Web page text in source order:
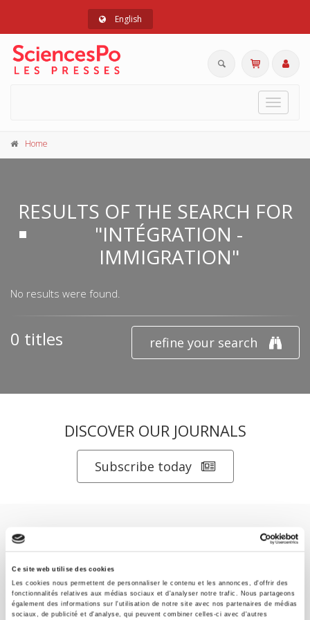
Ce site web utilise des cookies
Les cookies nous permettent de personnaliser le contenu et les annonces, d'offrir des
fonctionnalités relatives aux médias sociaux et d'analyser notre trafic. Nous partageons
également des informations sur l'utilisation de notre site avec nos partenaires de médias
sociaux, de publicité et d'analyse, qui peuvent combiner celles-ci avec d'autres
English
Toggle
Home
RESULTS OF THE SEARCH FOR
"INTÉGRATION -
IMMIGRATION"
No results were found.
refine your search
0 titles
DISCOVER OUR JOURNALS
Subscribe today
SCIENCES PO UNIVERSITY PRESS has a threefold role: to publish
original research, to edit reference works for student use, and to